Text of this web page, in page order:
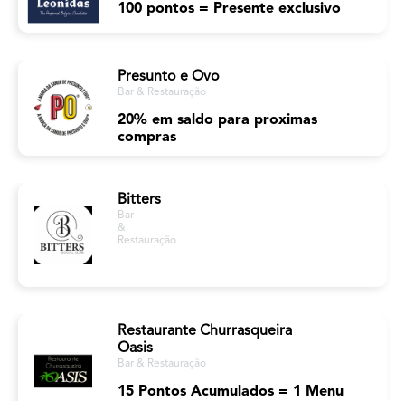
100 pontos = Presente exclusivo
Presunto e Ovo
Bar & Restauração
20% em saldo para proximas
compras
Bitters
Bar
&
Restauração
Restaurante Churrasqueira
Oasis
Bar & Restauração
15 Pontos Acumulados = 1 Menu